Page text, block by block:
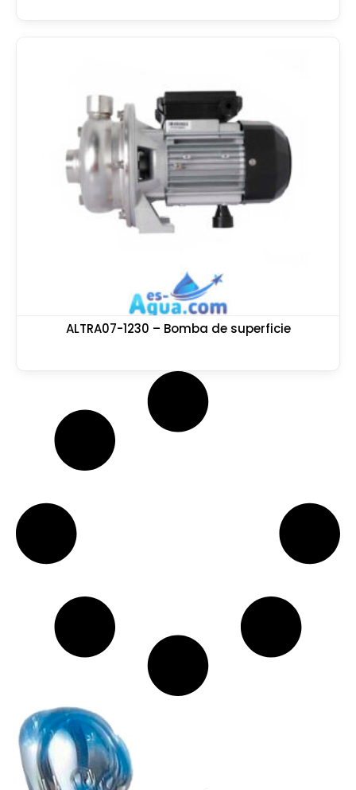
ALTRA07-1230 – Bomba de superficie